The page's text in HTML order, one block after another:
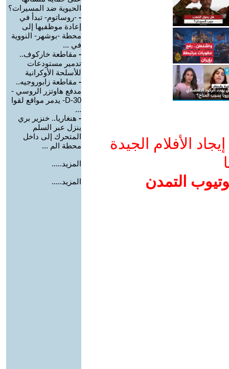
الأفلام الجيدة
التمدن
الحيوية ضد المسيرات؟
- -روساتوم- تبدأ في
إعادة موظفيها إلى
محطة -بوشهر- النووية
في ...
- مقاطعة خاركوف..
تدمير مستودعات
للأسلحة الأوكرانية
- مقاطعة زابوروجيه..
مدفع هاوتزر الروسي -
D-30- يدمر مواقع لقوا
...
- هنغاريا.. خنزير بري
ينزل عبر السلم
المتحرك إلى داخل
محطة الم ...
المزيد.....
المزيد.....